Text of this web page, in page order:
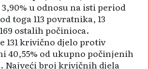
3,90% u odnosu na isti period
toga 113 povratnika, 13
ostalih počini­oca.
131 krivično djelo protiv
40,55% od ukupno počinjenih
Najveći broj krivičnih djela